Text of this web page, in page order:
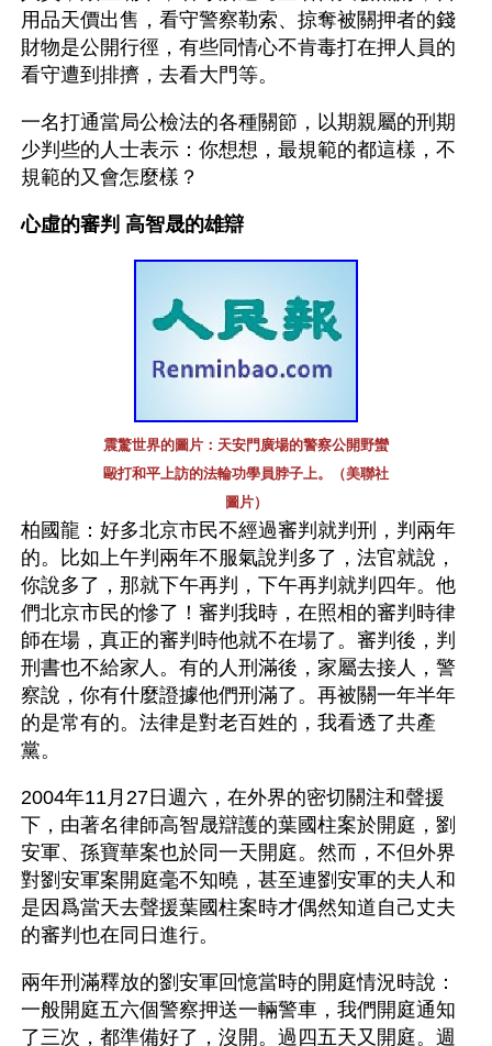
用品天價出售，看守警察勒索、掠奪被關押者的錢
財物是公開行徑，有些同情心不肯毒打在押人員的
看守遭到排擠，去看大門等。
一名打通當局公檢法的各種關節，以期親屬的刑期
少判些的人士表示：你想想，最規範的都這樣，不
規範的又會怎麼樣？
心虛的審判 高智晟的雄辯
震驚世界的圖片：天安門廣場的警察公開野蠻
毆打和平上訪的法輪功學員脖子上。（美聯社
圖片）
柏國龍：好多北京市民不經過審判就判刑，判兩年
的。比如上午判兩年不服氣說判多了，法官就說，
你說多了，那就下午再判，下午再判就判四年。他
們北京市民的慘了！審判我時，在照相的審判時律
師在場，真正的審判時他就不在場了。審判後，判
刑書也不給家人。有的人刑滿後，家屬去接人，警
察說，你有什麼證據他們刑滿了。再被關一年半年
的是常有的。法律是對老百姓的，我看透了共產
黨。
2004年11月27日週六，在外界的密切關注和聲援
下，由著名律師高智晟辯護的葉國柱案於開庭，劉
安軍、孫寶華案也於同一天開庭。然而，不但外界
對劉安軍案開庭毫不知曉，甚至連劉安軍的夫人和
是因爲當天去聲援葉國柱案時才偶然知道自己丈夫
的審判也在同日進行。
兩年刑滿釋放的劉安軍回憶當時的開庭情況時說：
一般開庭五六個警察押送一輛警車，我們開庭通知
了三次，都準備好了，沒開。過四五天又開庭。週